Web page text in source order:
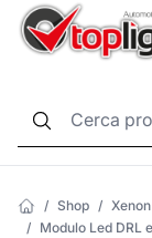
/ Shop /
/ Modulo Led DRL